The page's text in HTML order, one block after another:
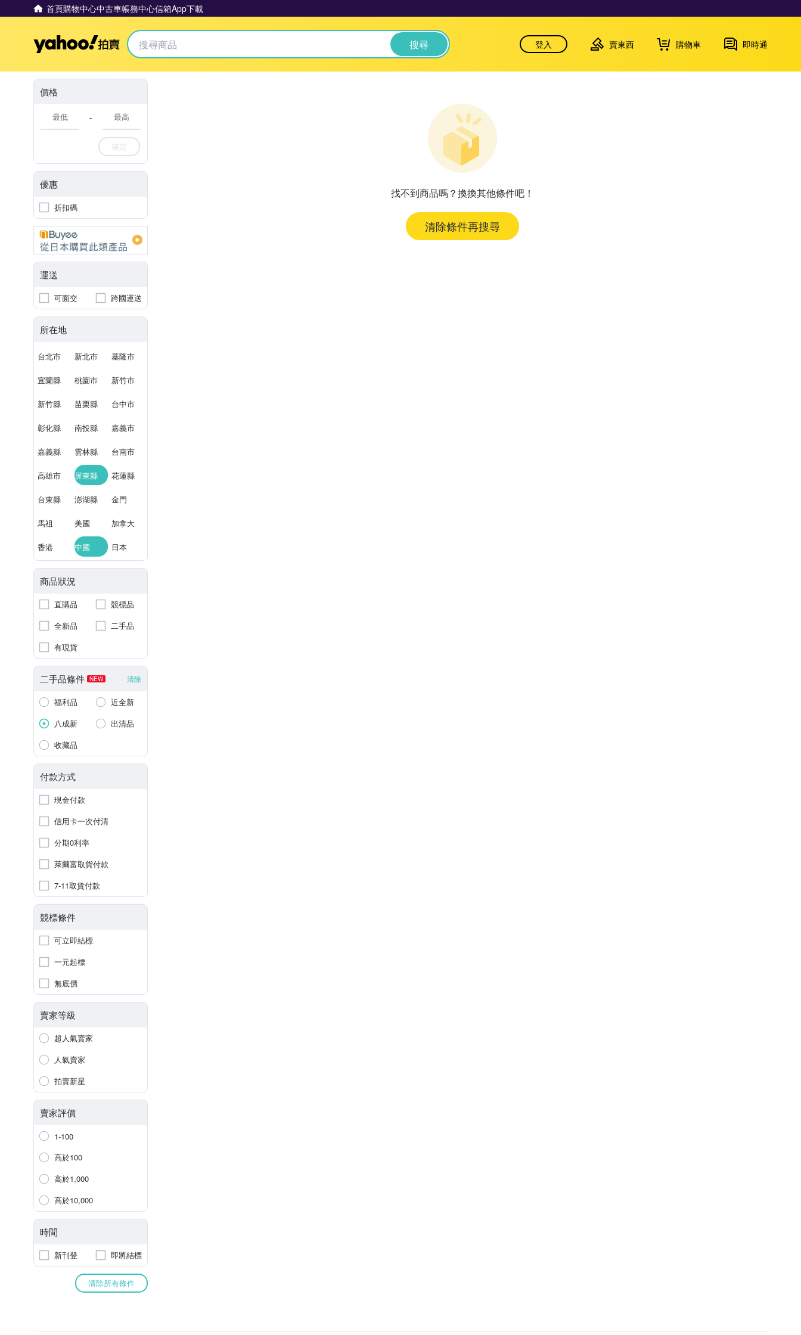
首頁購物中心中古車帳務中心信箱App下載
Yahoo拍賣 搜尋 登入 賣東西 購物車 即時通
價格
-
確定
優惠
折扣碼
運送
可面交 跨國運送
所在地
台北市 新北市 基隆市
宜蘭縣 桃園市 新竹市
新竹縣 苗栗縣 台中市
彰化縣 南投縣 嘉義市
嘉義縣 雲林縣 台南市
高雄市 屏東縣 花蓮縣
台東縣 澎湖縣 金門
馬祖 美國 加拿大
香港 中國 日本
商品狀況
直購品
競標品
全新品
二手品
有現貨
二手品條件 NEW 清除
福利品
近全新
八成新
出清品
收藏品
付款方式
現金付款
信用卡一次付清
分期0利率
萊爾富取貨付款
7-11取貨付款
競標條件
可立即結標
一元起標
無底價
賣家等級
超人氣賣家
人氣賣家
拍賣新星
賣家評價
1-100
高於100
高於1,000
高於10,000
時間
新刊登 即將結標
清除所有條件
找不到商品嗎？換換其他條件吧！
清除條件再搜尋